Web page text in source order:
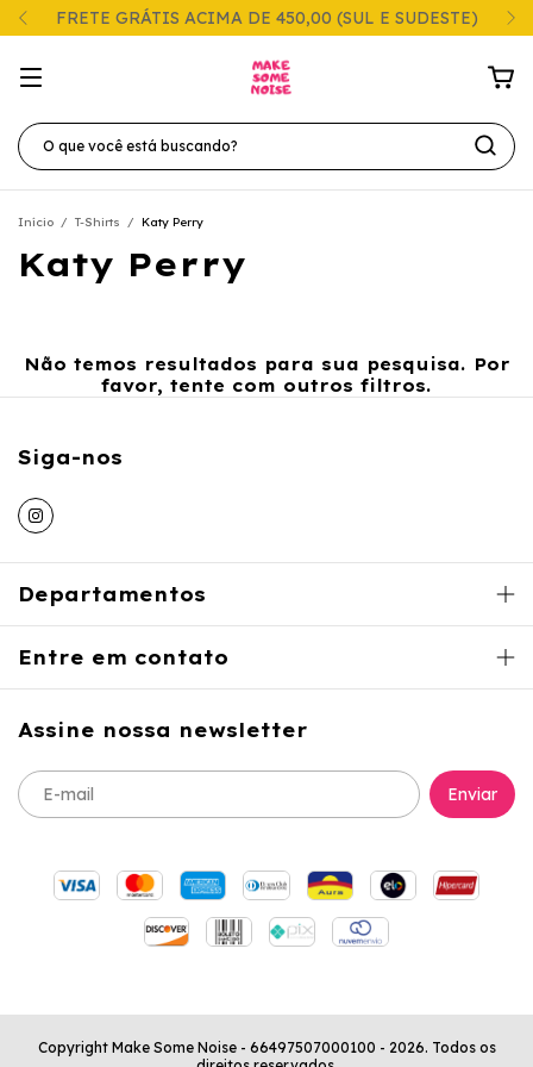
FRETE GRÁTIS ACIMA DE 450,00 (SUL E SUDESTE)
Início / T-Shirts / Katy Perry
Katy Perry
Não temos resultados para sua pesquisa. Por
favor, tente com outros filtros.
Siga-nos
Departamentos
Entre em contato
Assine nossa newsletter
Copyright Make Some Noise - 66497507000100 - 2026. Todos os